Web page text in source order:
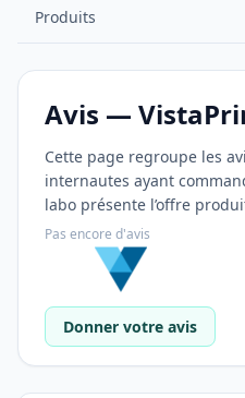
Produits
Avis —
Cette page regroupe les
internautes ayant
labo présente l’offre
Pas encore d'avis
Donner votre avis